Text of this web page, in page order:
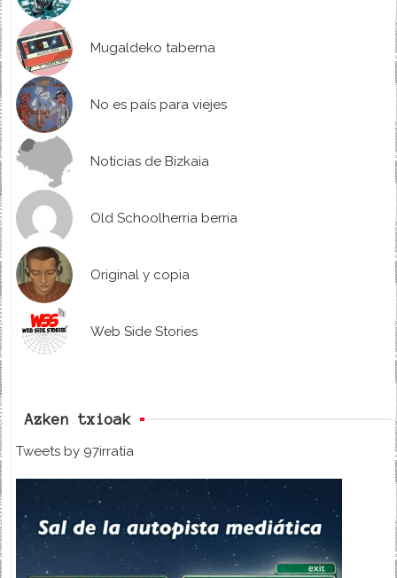
Mugaldeko taberna
No es país para viejes
Noticias de Bizkaia
Old Schoolherria berria
Original y copia
Web Side Stories
Azken txioak
Tweets by 97irratia